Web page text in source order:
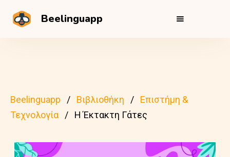
Beelinguapp
Beelinguapp Βιβλιοθήκη
Επιστήμη &
Τεχνολογία
Η Έκτακτη Γάτες